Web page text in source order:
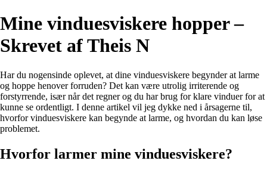
Mine vinduesviskere hopper –
Skrevet af Theis N
Har du nogensinde oplevet, at dine vinduesviskere begynder at larme
og hoppe henover forruden? Det kan være utrolig irriterende og
forstyrrende, især når det regner og du har brug for klare vinduer for at
kunne se ordentligt. I denne artikel vil jeg dykke ned i årsagerne til,
hvorfor vinduesviskere kan begynde at larme, og hvordan du kan løse
problemet.
Hvorfor larmer mine vinduesviskere?